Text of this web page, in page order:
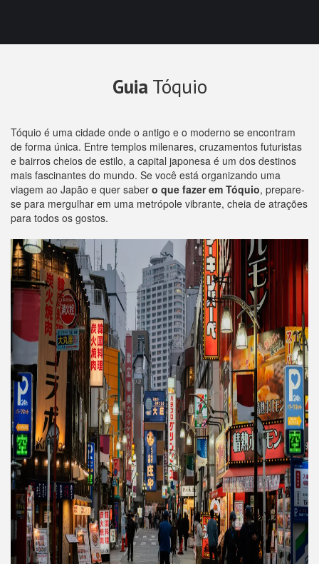
Guia Tóquio
Tóquio é uma cidade onde o antigo e o moderno se encontram
de forma única. Entre templos milenares, cruzamentos futuristas
e bairros cheios de estilo, a capital japonesa é um dos destinos
mais fascinantes do mundo. Se você está organizando uma
viagem ao Japão e quer saber o que fazer em Tóquio, prepare-
se para mergulhar em uma metrópole vibrante, cheia de atrações
para todos os gostos.